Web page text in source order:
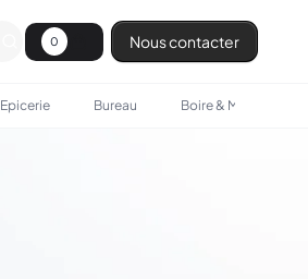
0 Nous contacter
Epicerie Bureau Boire & Manger